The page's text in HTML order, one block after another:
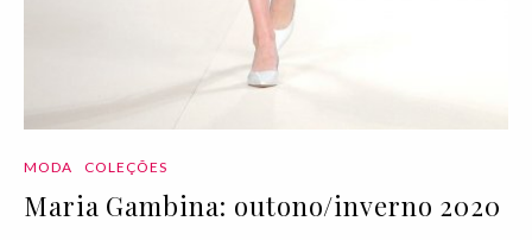
MODA COLEÇÕES
Maria Gambina: outono/inverno 2020